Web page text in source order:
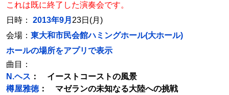
これは既に終了した演奏会です。
日時： 2013年9月 23日(月)
会場： 東大和市民会館ハミングホール(大ホール)
ホールの場所をアプリで表示
曲目：
N.ヘス ： イーストコーストの風景
樽屋雅徳： マゼランの未知なる大陸への挑戦